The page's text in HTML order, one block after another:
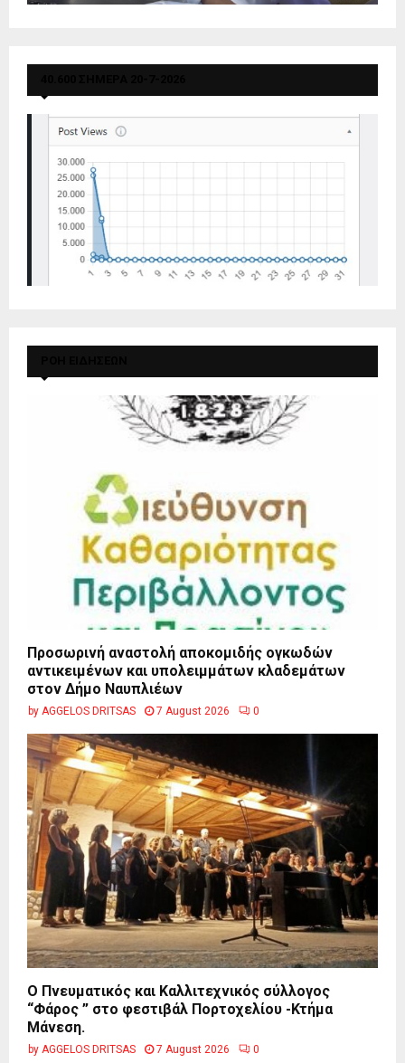
Προσωρινή αναστολή αποκομιδής ογκωδών
αντικειμένων και υπολειμμάτων κλαδεμάτων
στον Δήμο Ναυπλιέων
by AGGELOS DRITSAS 7 August 2026 0
Ο Πνευματικός και Καλλιτεχνικός σύλλογος
“Φάρος ” στο φεστιβάλ Πορτοχελίου -Κτήμα
Μάνεση.
by AGGELOS DRITSAS 7 August 2026 0